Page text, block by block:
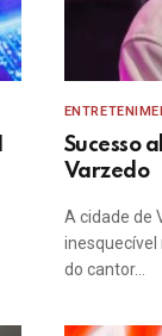
Sucesso
Varzedo
A cidade de
do cantor…